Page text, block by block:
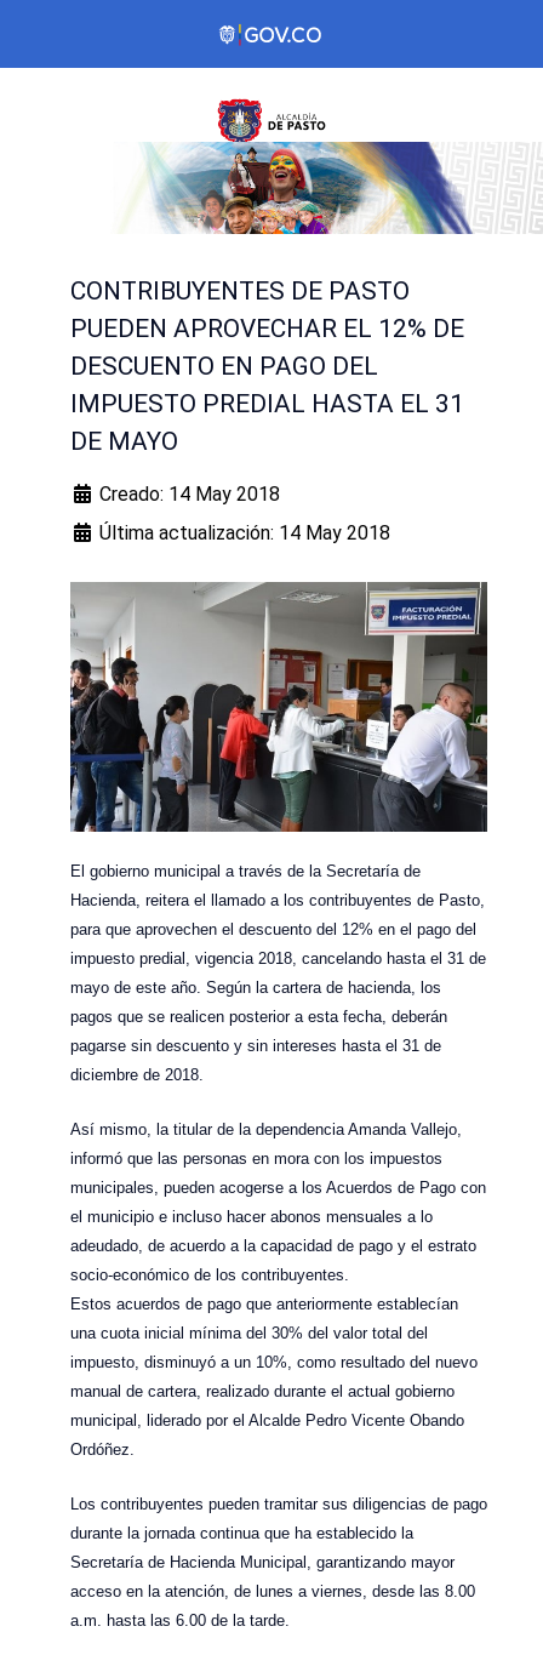
CONTRIBUYENTES DE PASTO
PUEDEN APROVECHAR EL 12% DE
DESCUENTO EN PAGO DEL
IMPUESTO PREDIAL HASTA EL 31
DE MAYO
Creado: 14 May 2018
Última actualización: 14 May 2018
El gobierno municipal a través de la Secretaría de
Hacienda, reitera el llamado a los contribuyentes de Pasto,
para que aprovechen el descuento del 12% en el pago del
impuesto predial, vigencia 2018, cancelando hasta el 31 de
mayo de este año. Según la cartera de hacienda, los
pagos que se realicen posterior a esta fecha, deberán
pagarse sin descuento y sin intereses hasta el 31 de
diciembre de 2018.
Así mismo, la titular de la dependencia Amanda Vallejo,
informó que las personas en mora con los impuestos
municipales, pueden acogerse a los Acuerdos de Pago con
el municipio e incluso hacer abonos mensuales a lo
adeudado, de acuerdo a la capacidad de pago y el estrato
socio-económico de los contribuyentes.
Estos acuerdos de pago que anteriormente establecían
una cuota inicial mínima del 30% del valor total del
impuesto, disminuyó a un 10%, como resultado del nuevo
manual de cartera, realizado durante el actual gobierno
municipal, liderado por el Alcalde Pedro Vicente Obando
Ordóñez.
Los contribuyentes pueden tramitar sus diligencias de pago
durante la jornada continua que ha establecido la
Secretaría de Hacienda Municipal, garantizando mayor
acceso en la atención, de lunes a viernes, desde las 8.00
a.m. hasta las 6.00 de la tarde.